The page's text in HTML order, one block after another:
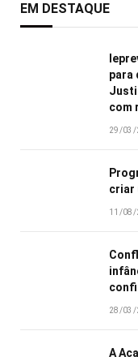
EM DESTAQUE
para
com
29/03/
criar
11/08/
28/03/
A